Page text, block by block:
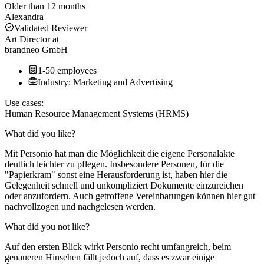
Older than 12 months
Alexandra
Validated Reviewer
Art Directorat
brandneo GmbH
1-50 employees
Industry: Marketing and Advertising
Use cases:
Human Resource Management Systems (HRMS)
What did you like?
Mit Personio hat man die Möglichkeit die eigene Personalakte
deutlich leichter zu pflegen. Insbesondere Personen, für die
"Papierkram" sonst eine Herausforderung ist, haben hier die
Gelegenheit schnell und unkompliziert Dokumente einzureichen
oder anzufordern. Auch getroffene Vereinbarungen können hier gut
nachvollzogen und nachgelesen werden.
What did you not like?
Auf den ersten Blick wirkt Personio recht umfangreich, beim
genaueren Hinsehen fällt jedoch auf, dass es zwar einige